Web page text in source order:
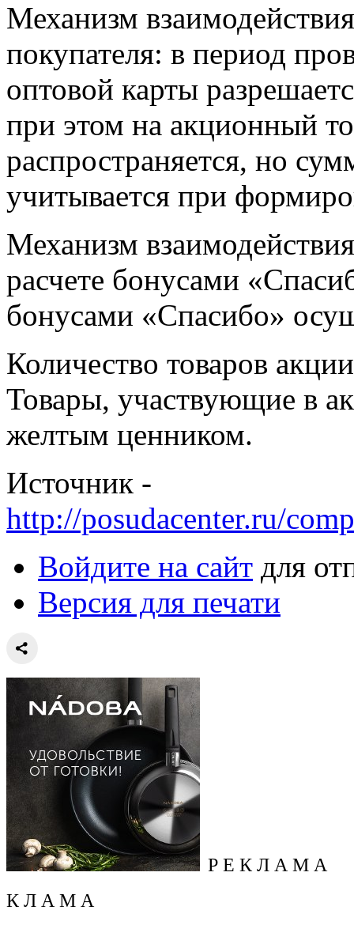
Механизм
покупателя: в период
оптовой карты
при этом на акционный
распространяется, но
учитывается при
Механизм
расчете бонусами
бонусами «Спасибо»
Количество товаров
Товары, участвующие в
желтым ценником.
Источник -
http://posudacenter.ru/
Войдите на сайт для
Версия для печати
Р Е К Л А М А
К Л А М А